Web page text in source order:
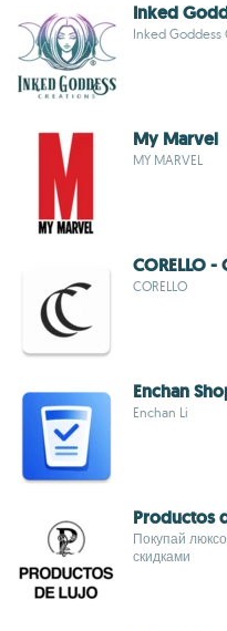
Inked
Inked Goddess
My Marvel
MY MARVEL
CORELLO
CORELLO
Enchan
Enchan Li
Productos
Покупай
скидками